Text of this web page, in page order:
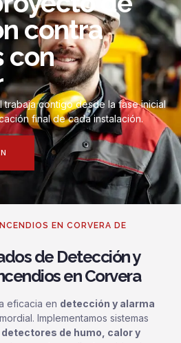
contra
con
trabaja contigo desde la fase inicial
final de cada instalación.
EN CORVERA DE
de Detección y
en Corvera
eficacia en detección y alarma
Implementamos sistemas
detectores de humo, calor y